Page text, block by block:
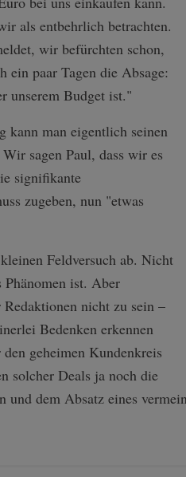
als entbehrlich betrachten.
wir befürchten schon,
ein paar Tagen die Absage:
unserem Budget ist."
man eigentlich seinen
sagen Paul, dass wir es
signifikante
zugeben, nun "etwas
Feldversuch ab. Nicht
ist. Aber
nicht zu sein –
Bedenken erkennen
geheimen Kundenkreis
solcher Deals ja noch die
und dem Absatz eines